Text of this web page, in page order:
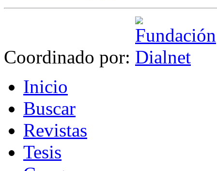
Coordinado por:
Inicio
Buscar
Revistas
Tesis